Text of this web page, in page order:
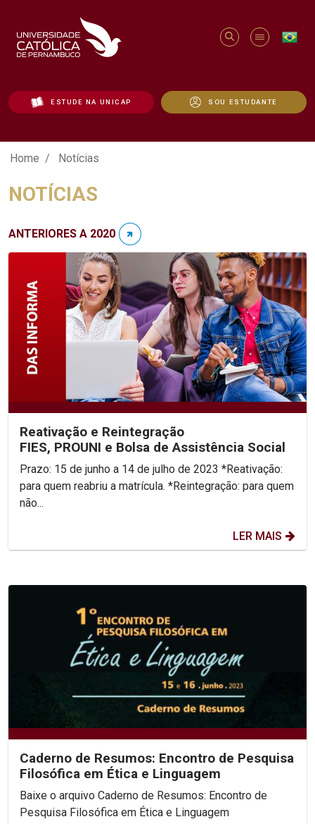
ESTUDE NA UNICAP SOU ESTUDANTE
Notícias - Unicap
Home Notícias
NOTÍCIAS
ANTERIORES A 2020
Reativação e Reintegração
FIES, PROUNI e Bolsa de Assistência Social
Prazo: 15 de junho a 14 de julho de 2023 *Reativação:
para quem reabriu a matrícula. *Reintegração: para quem
não...
LER MAIS
Caderno de Resumos: Encontro de Pesquisa
Filosófica em Ética e Linguagem
Baixe o arquivo Caderno de Resumos: Encontro de
Pesquisa Filosófica em Ética e Linguagem